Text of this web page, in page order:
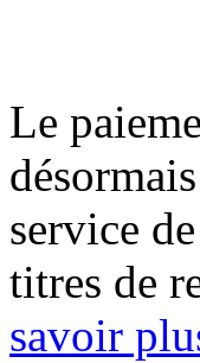
Le
service
titres de
savoir